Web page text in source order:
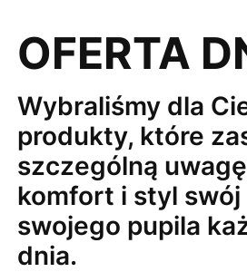
OFERTA
Wybraliśmy dla
produkty, które
szczególną
komfort i styl swój
swojego pupila
dnia.